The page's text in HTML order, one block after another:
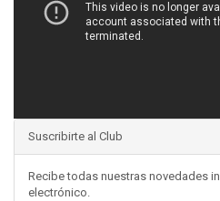
Suscribirte al Club
Recibe todas nuestras novedades
electrónico.